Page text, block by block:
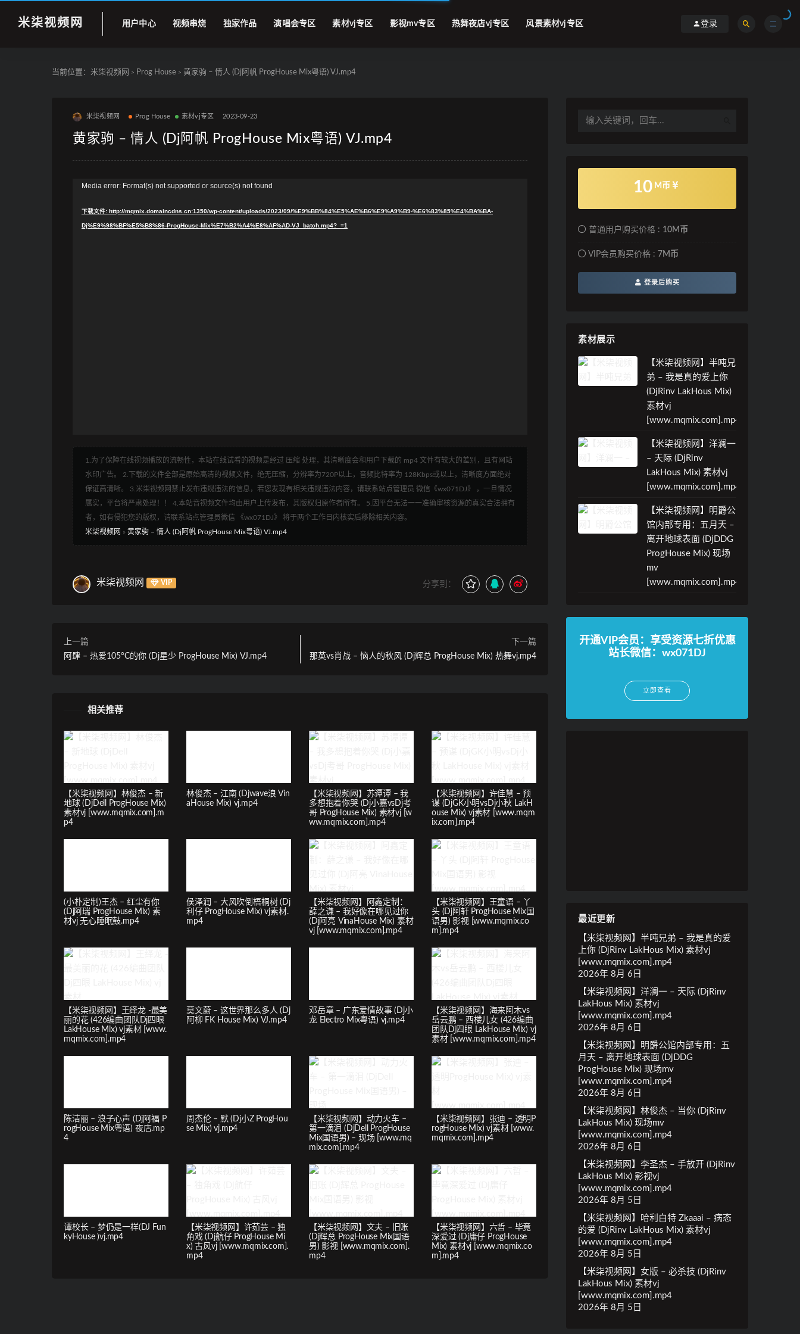
米柒视频网 用户中心 视频串烧 独家作品 演唱会专区 素材vj专区 影视mv专区 热舞夜店vj专区 风景素材vj专区 登录
当前位置： 米柒视频网 > Prog House > 黄家驹 – 情人 (Dj阿帆 ProgHouse Mix粤语) VJ.mp4
米柒视频网 Prog House 素材vj专区 2023-09-23
黄家驹 – 情人 (Dj阿帆 ProgHouse Mix粤语) VJ.mp4
Media error: Format(s) not supported or source(s) not found
下载文件: http://mqmix.domaincdns.cn:1350/wp-content/uploads/2023/09/%E9%BB%84%E5%AE%B6%E9%A9%B9-%E6%83%85%E4%BA%BA-
Dj%E9%98%BF%E5%B8%86-ProgHouse-Mix%E7%B2%A4%E8%AF%AD-VJ_batch.mp4?_=1
1.为了保障在线视频播放的流畅性，本站在线试看的视频是经过 压缩 处理，其清晰度会和用户下载的 mp4 文件有较大的差别，且有网站
水印广告。 2.下载的文件全部是原始高清的视频文件，绝无压缩，分辨率为720P以上，音频比特率为 128Kbps或以上，清晰度方面绝对
保证高清晰。 3.米柒视频网禁止发布违规违法的信息，若您发现有相关违规违法内容，请联系站点管理员 微信《wx071DJ》 ，一旦情况
属实，平台将严肃处理！！ 4.本站音视频文件均由用户上传发布，其版权归原作者所有。 5.因平台无法一一准确审核资源的真实合法拥有
者，如有侵犯您的版权，请联系站点管理员微信 《wx071DJ》 将于两个工作日内核实后移除相关内容。
米柒视频网 » 黄家驹 – 情人 (Dj阿帆 ProgHouse Mix粤语) VJ.mp4
米柒视频网 VIP 分享到：
上一篇
阿肆 – 热爱105°C的你 (Dj星少 ProgHouse Mix) VJ.mp4
下一篇
那英vs肖战 – 恼人的秋风 (Dj辉总 ProgHouse Mix) 热舞vj.mp4
相关推荐
【米柒视频网】林俊杰 – 新
地球 (DjDell ProgHouse Mix)
素材vj [www.mqmix.com].m
p4
林俊杰 – 江南 (Djwave浪 Vin
aHouse Mix) vj.mp4
【米柒视频网】苏谭谭 – 我
多想抱着你哭 (Dj小嘉vsDj考
哥 ProgHouse Mix) 素材vj [w
ww.mqmix.com].mp4
【米柒视频网】许佳慧 – 预
谋 (DjGK小明vsDj小秋 LakH
ouse Mix) vj素材 [www.mqm
ix.com].mp4
(小朴定制)王杰 – 红尘有你
(Dj阿瑞 ProgHouse Mix) 素
材vj 无心睡眠鼓.mp4
侯泽润 – 大风吹倒梧桐树 (Dj
利仔 ProgHouse Mix) vj素材.
mp4
【米柒视频网】阿鑫定制：
薛之谦 – 我好像在哪见过你
(Dj阿亮 VinaHouse Mix) 素材
vj [www.mqmix.com].mp4
【米柒视频网】王童语 – 丫
头 (Dj阿轩 ProgHouse Mix国
语男) 影视 [www.mqmix.co
m].mp4
【米柒视频网】王绎龙 -最美
丽的花 (426编曲团队Dj四眼
LakHouse Mix) vj素材 [www.
mqmix.com].mp4
莫文蔚 – 这世界那么多人 (Dj
阿柳 FK House Mix) VJ.mp4
邓岳章 – 广东爱情故事 (Dj小
龙 Electro Mix粤语) vj.mp4
【米柒视频网】海来阿木vs
岳云鹏 – 西楼儿女 (426编曲
团队Dj四眼 LakHouse Mix) vj
素材 [www.mqmix.com].mp4
陈洁丽 – 浪子心声 (Dj阿福 P
rogHouse Mix粤语) 夜店.mp
4
周杰伦 – 默 (Dj小Z ProgHou
se Mix) vj.mp4
【米柒视频网】动力火车 –
第一滴泪 (DjDell ProgHouse
Mix国语男) – 现场 [www.mq
mix.com].mp4
【米柒视频网】张迪 – 透明P
rogHouse Mix) vj素材 [www.
mqmix.com].mp4
谭校长 – 梦仍是一样(DJ Fun
kyHouse )vj.mp4
【米柒视频网】许茹芸 – 独
角戏 (Dj航仔 ProgHouse Mi
x) 古风vj [www.mqmix.com].
mp4
【米柒视频网】文夫 – 旧账
(Dj辉总 ProgHouse Mix国语
男) 影视 [www.mqmix.com].
mp4
【米柒视频网】六哲 – 毕竟
深爱过 (Dj庸仔 ProgHouse
Mix) 素材vj [www.mqmix.co
m].mp4
10 M币
普通用户购买价格 : 10M币
VIP会员购买价格 : 7M币
登录后购买
素材展示
【米柒视频网】半吨兄
弟 – 我是真的爱上你
(DjRinv LakHous Mix)
素材vj
[www.mqmix.com].mp4
【米柒视频网】洋澜一
– 天际 (DjRinv
LakHous Mix) 素材vj
[www.mqmix.com].mp4
【米柒视频网】明爵公
馆内部专用：五月天 –
离开地球表面 (DjDDG
ProgHouse Mix) 现场
mv
[www.mqmix.com].mp4
开通VIP会员：享受资源七折优惠
站长微信：wx071DJ
立即查看
最近更新
【米柒视频网】半吨兄弟 – 我是真的爱
上你 (DjRinv LakHous Mix) 素材vj
[www.mqmix.com].mp4
2026年 8月 6日
【米柒视频网】洋澜一 – 天际 (DjRinv
LakHous Mix) 素材vj
[www.mqmix.com].mp4
2026年 8月 6日
【米柒视频网】明爵公馆内部专用：五
月天 – 离开地球表面 (DjDDG
ProgHouse Mix) 现场mv
[www.mqmix.com].mp4
2026年 8月 6日
【米柒视频网】林俊杰 – 当你 (DjRinv
LakHous Mix) 现场mv
[www.mqmix.com].mp4
2026年 8月 6日
【米柒视频网】李圣杰 – 手放开 (DjRinv
LakHous Mix) 影视vj
[www.mqmix.com].mp4
2026年 8月 5日
【米柒视频网】哈利白特 Zkaaai – 病态
的爱 (DjRinv LakHous Mix) 素材vj
[www.mqmix.com].mp4
2026年 8月 5日
【米柒视频网】女版 – 必杀技 (DjRinv
LakHous Mix) 素材vj
[www.mqmix.com].mp4
2026年 8月 5日